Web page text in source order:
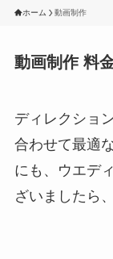
ホーム 動画制作
動画制作 料
ディレクショ
合わせて最適
にも、ウエデ
ざいましたら